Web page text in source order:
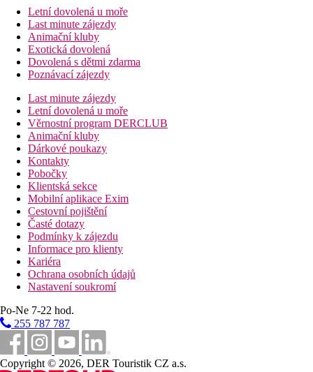
Letní dovolená u moře
Last minute zájezdy
Animační kluby
Exotická dovolená
Dovolená s dětmi zdarma
Poznávací zájezdy
Last minute zájezdy
Letní dovolená u moře
Věrnostní program DERCLUB
Animační kluby
Dárkové poukazy
Kontakty
Pobočky
Klientská sekce
Mobilní aplikace Exim
Cestovní pojištění
Časté dotazy
Podmínky k zájezdu
Informace pro klienty
Kariéra
Ochrana osobních údajů
Nastavení soukromí
Po-Ne 7-22 hod.
255 787 787
Copyright © 2026, DER Touristik CZ a.s.